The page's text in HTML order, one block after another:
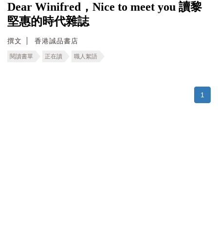
Dear Winifred，Nice to meet you 讀黎
堅惠的時代雜誌
撰文 香港誠品書店
閱讀書單 正在讀 職人絮語
1